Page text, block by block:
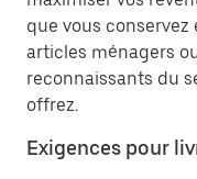
que vous
articles ménagers
reconnaissants du
offrez.
Exigences pour